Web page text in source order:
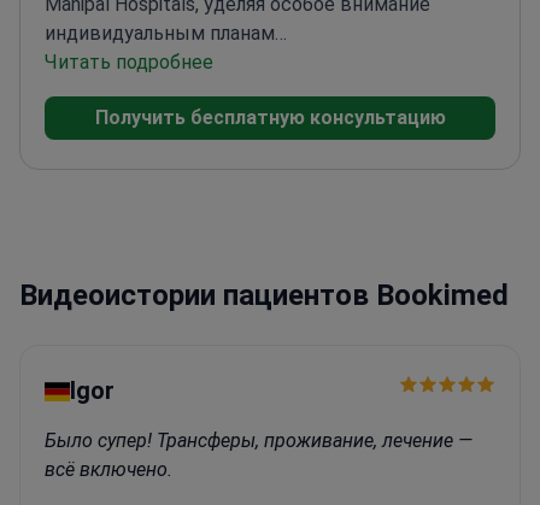
индивидуальным планам
лечения. Специализируется на комплексном
стоматологическом леченииУделяет особое
внимание комфорту и уходу за
Читать подробнее
Получить бесплатную консультацию
Видеоистории пациентов Bookimed
Igor
Было супер! Трансферы, проживание, лечение —
всё включено.